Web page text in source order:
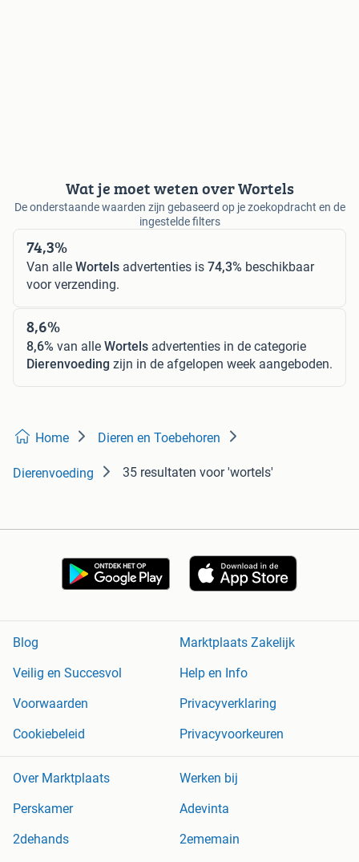
Wat je moet weten over Wortels
De onderstaande waarden zijn gebaseerd op je zoekopdracht en de
ingestelde filters
74,3%
Van alle Wortels advertenties is 74,3% beschikbaar
voor verzending.
8,6%
8,6% van alle Wortels advertenties in de categorie
Dierenvoeding zijn in de afgelopen week aangeboden.
Home Dieren en Toebehoren
Dierenvoeding 35 resultaten voor 'wortels'
Blog
Marktplaats Zakelijk
Veilig en Succesvol
Help en Info
Voorwaarden
Privacyverklaring
Cookiebeleid
Privacyvoorkeuren
Over Marktplaats
Werken bij
Perskamer
Adevinta
2dehands
2ememain